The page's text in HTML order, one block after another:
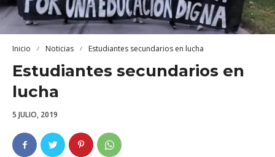
Inicio Noticias Estudiantes secundarios en lucha
Estudiantes secundarios en
lucha
5 JULIO, 2019